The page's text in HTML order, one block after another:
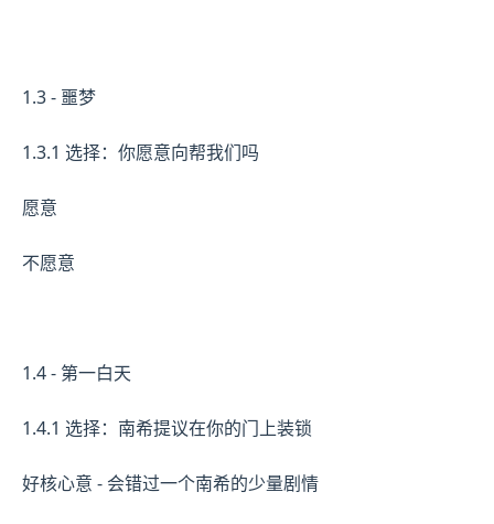
1.3 - 噩梦
1.3.1 选择：你愿意向帮我们吗
愿意
不愿意
1.4 - 第一白天
1.4.1 选择：南希提议在你的门上装锁
好核心意 - 会错过一个南希的少量剧情